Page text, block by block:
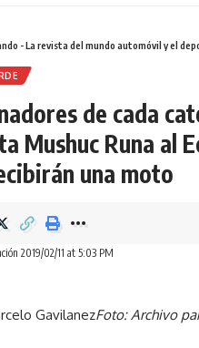
- La revista del mundo automóvil y el
de cada
Mushuc Runa al
una moto
2019/02/11 at 5:03 PM
GavilanezFoto: Archivo